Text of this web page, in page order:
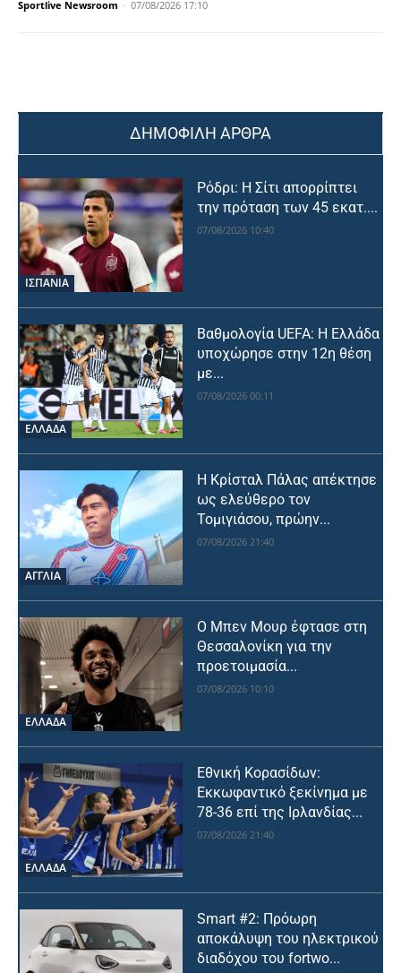
Sportlive Newsroom - 07/08/2026 17:10
ΔΗΜΟΦΙΛΗ ΑΡΘΡΑ
ΙΣΠΑΝΙΑ
Ρόδρι: Η Σίτι απορρίπτει
την πρόταση των 45 εκατ....
07/08/2026 10:40
ΕΛΛΑΔΑ
Βαθμολογία UEFA: Η Ελλάδα
υποχώρησε στην 12η θέση
με...
07/08/2026 00:11
ΑΓΓΛΙΑ
Η Κρίσταλ Πάλας απέκτησε
ως ελεύθερο τον
Τομιγιάσου, πρώην...
07/08/2026 21:40
ΕΛΛΑΔΑ
Ο Μπεν Μουρ έφτασε στη
Θεσσαλονίκη για την
προετοιμασία...
07/08/2026 10:10
ΕΛΛΑΔΑ
Εθνική Κορασίδων:
Εκκωφαντικό ξεκίνημα με
78-36 επί της Ιρλανδίας...
07/08/2026 21:40
Smart #2: Πρόωρη
αποκάλυψη του ηλεκτρικού
διαδόχου του fortwo...